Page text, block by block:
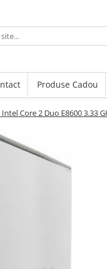
Produse Cadou
Core 2 Duo E8600 3.33